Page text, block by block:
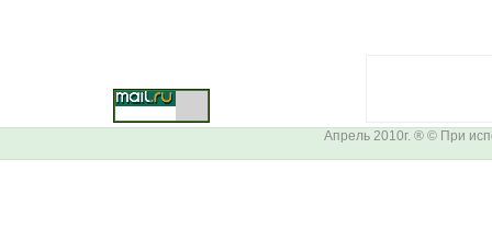
Апрель 2010г. ® © При